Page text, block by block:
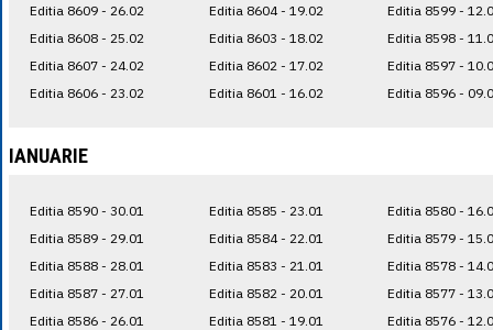
Editia 8609 - 26.02
Editia 8608 - 25.02
Editia 8607 - 24.02
Editia 8606 - 23.02
Editia 8604 - 19.02
Editia 8603 - 18.02
Editia 8602 - 17.02
Editia 8601 - 16.02
Editia 8599 -
Editia 8598 -
Editia 8597 -
Editia 8596 -
IANUARIE
Editia 8590 - 30.01
Editia 8589 - 29.01
Editia 8588 - 28.01
Editia 8587 - 27.01
Editia 8586 - 26.01
Editia 8585 - 23.01
Editia 8584 - 22.01
Editia 8583 - 21.01
Editia 8582 - 20.01
Editia 8581 - 19.01
Editia 8580 -
Editia 8579 -
Editia 8578 -
Editia 8577 -
Editia 8576 -